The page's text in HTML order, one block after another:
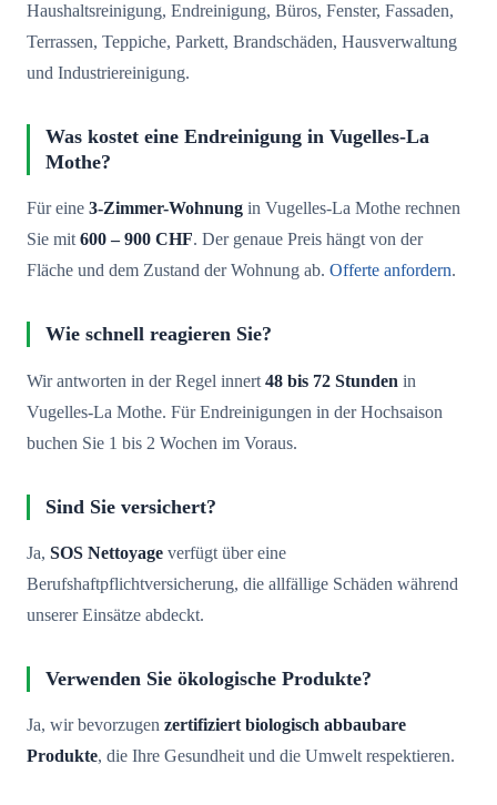
Haushaltsreinigung, Endreinigung, Büros, Fenster, Fassaden,
Terrassen, Teppiche, Parkett, Brandschäden, Hausverwaltung
und Industriereinigung.
Was kostet eine Endreinigung in Vugelles-La
Mothe?
Für eine 3-Zimmer-Wohnung in Vugelles-La Mothe rechnen
Sie mit600 – 900 CHF. Der genaue Preis hängt von der
Fläche und dem Zustand der Wohnung ab. Offerte anfordern.
Wie schnell reagieren Sie?
Wir antworten in der Regel innert 48 bis 72 Stunden in
Vugelles-La Mothe. Für Endreinigungen in der Hochsaison
buchen Sie 1 bis 2 Wochen im Voraus.
Sind Sie versichert?
Ja, SOS Nettoyage verfügt über eine
Berufshaftpflichtversicherung, die allfällige Schäden während
unserer Einsätze abdeckt.
Verwenden Sie ökologische Produkte?
Ja, wir bevorzugen zertifiziert biologisch abbaubare
Produkte, die Ihre Gesundheit und die Umwelt respektieren.